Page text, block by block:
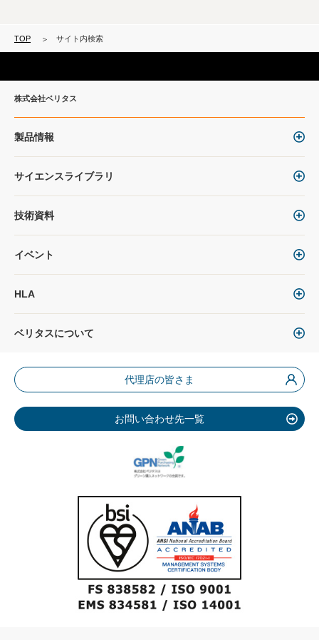
TOP サイト内検索
株式会社ベリタス
製品情報
サイエンスライブラリ
技術資料
イベント
HLA
ベリタスについて
代理店の皆さま
お問い合わせ先一覧